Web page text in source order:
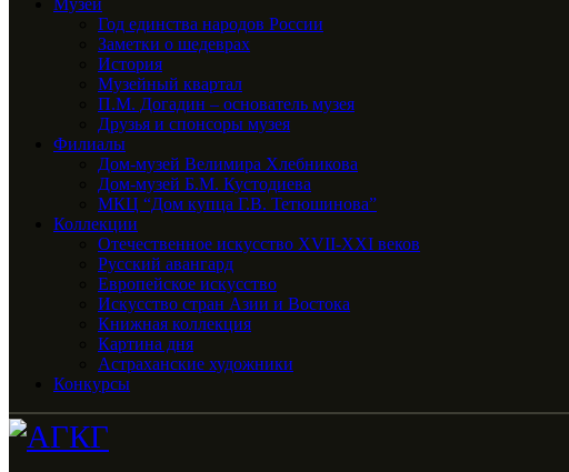
Музей
Год единства народов России
Заметки о шедеврах
История
Музейный квартал
П.М. Догадин – основатель музея
Друзья и спонсоры музея
Филиалы
Дом-музей Велимира Хлебникова
Дом-музей Б.М. Кустодиева
МКЦ “Дом купца Г.В. Тетюшинова”
Коллекции
Отечественное искусство XVII-XXI веков
Русский авангард
Европейское искусство
Искусство стран Азии и Востока
Книжная коллекция
Картина дня
Астраханские художники
Конкурсы